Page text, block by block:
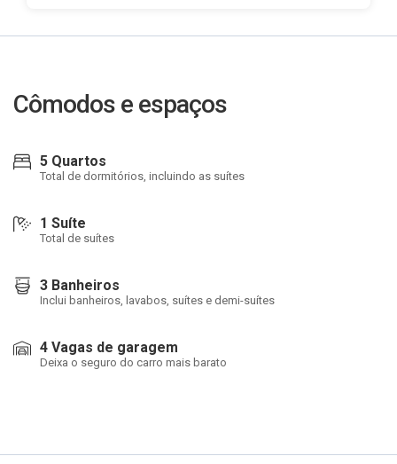
Cômodos e espaços
5 Quartos
Total de dormitórios, incluindo as suítes
1 Suíte
Total de suítes
3 Banheiros
Inclui banheiros, lavabos, suítes e demi-suítes
4 Vagas de garagem
Deixa o seguro do carro mais barato